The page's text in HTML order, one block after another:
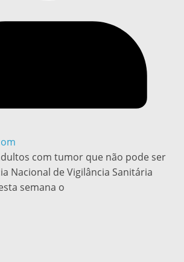
com tumor que não pode ser
Nacional de Vigilância Sanitária
semana o